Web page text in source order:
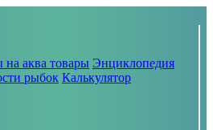
аква товары Энциклопедия
рыбок Калькулятор